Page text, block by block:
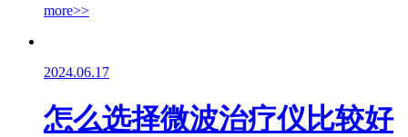
more>>
2024.06.17
怎么选择微波治疗仪比较好